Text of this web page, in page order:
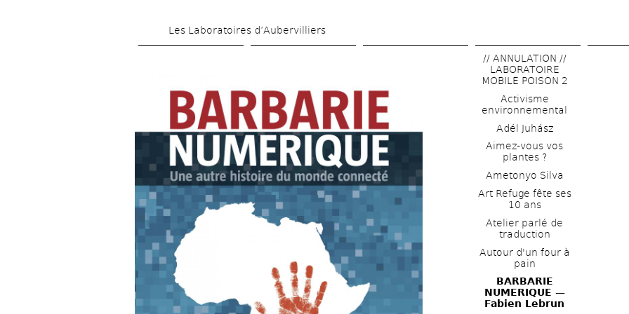
contenu
Les Laboratoires d’Aubervilliers
// ANNULATION //
LABORATOIRE
MOBILE POISON 2
Activisme
environnemental
Adél Juhász
Aimez-vous vos
plantes ?
Ametonyo Silva
Art Refuge fête ses
10 ans
Atelier parlé de
traduction
Autour d'un four à
pain
BARBARIE
NUMERIQUE —
Fabien Lebrun